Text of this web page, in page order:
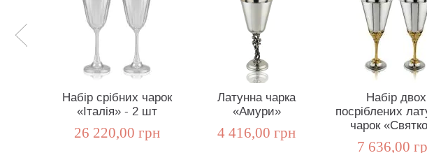
Набір срібних чарок
«Італія» - 2 шт
26 220,00 грн
Латунна чарка
«Амури»
4 416,00 грн
Набір двох
посріблених
чарок
7 636,00